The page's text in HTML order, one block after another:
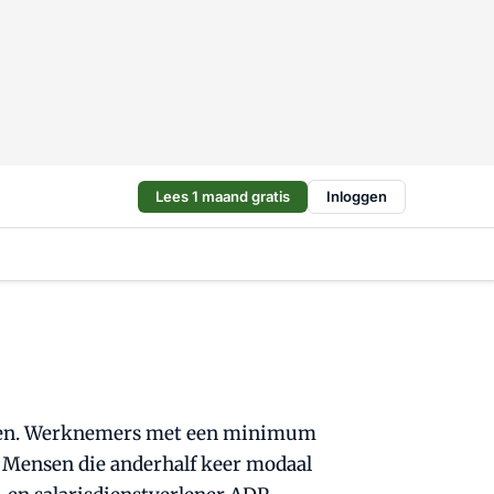
Lees 1 maand gratis Inloggen
Werknemers met een minimum
die anderhalf keer modaal